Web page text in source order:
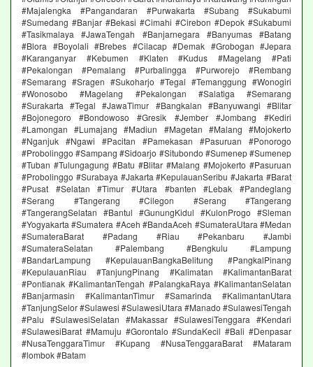
#Majalengka #Pangandaran #Purwakarta #Subang #Sukabumi
#Sumedang #Banjar #Bekasi #Cimahi #Cirebon #Depok #Sukabumi
#Tasikmalaya #JawaTengah #Banjarnegara #Banyumas #Batang
#Blora #Boyolali #Brebes #Cilacap #Demak #Grobogan #Jepara
#Karanganyar #Kebumen #Klaten #Kudus #Magelang #Pati
#Pekalongan #Pemalang #Purbalingga #Purworejo #Rembang
#Semarang #Sragen #Sukoharjo #Tegal #Temanggung #Wonogiri
#Wonosobo #Magelang #Pekalongan #Salatiga #Semarang
#Surakarta #Tegal #JawaTimur #Bangkalan #Banyuwangi #Blitar
#Bojonegoro #Bondowoso #Gresik #Jember #Jombang #Kediri
#Lamongan #Lumajang #Madiun #Magetan #Malang #Mojokerto
#Nganjuk #Ngawi #Pacitan #Pamekasan #Pasuruan #Ponorogo
#Probolinggo #Sampang #Sidoarjo #Situbondo #Sumenep #Sumenep
#Tuban #Tulungagung #Batu #Blitar #Malang #Mojokerto #Pasuruan
#Probolinggo #Surabaya #Jakarta #KepulauanSeribu #Jakarta #Barat
#Pusat #Selatan #Timur #Utara #banten #Lebak #Pandeglang
#Serang #Tangerang #Cilegon #Serang #Tangerang
#TangerangSelatan #Bantul #GunungKidul #KulonProgo #Sleman
#Yogyakarta #Sumatera #Aceh #BandaAceh #SumateraUtara #Medan
#SumateraBarat #Padang #Riau #Pekanbaru #Jambi
#SumateraSelatan #Palembang #Bengkulu #Lampung
#BandarLampung #KepulauanBangkaBelitung #PangkalPinang
#KepulauanRiau #TanjungPinang #Kalimatan #KalimantanBarat
#Pontianak #KalimantanTengah #PalangkaRaya #KalimantanSelatan
#Banjarmasin #KalimantanTimur #Samarinda #KalimantanUtara
#TanjungSelor #Sulawesi #SulawesiUtara #Manado #SulawesiTengah
#Palu #SulawesiSelatan #Makassar #SulawesiTenggara #Kendari
#SulawesiBarat #Mamuju #Gorontalo #SundaKecil #Bali #Denpasar
#NusaTenggaraTimur #Kupang #NusaTenggaraBarat #Mataram
#lombok #Batam